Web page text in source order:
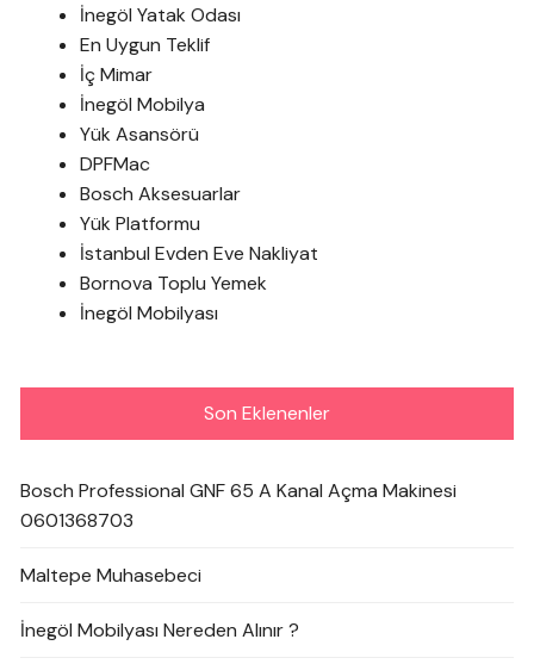
İnegöl Yatak Odası
En Uygun Teklif
İç Mimar
İnegöl Mobilya
Yük Asansörü
DPFMac
Bosch Aksesuarlar
Yük Platformu
İstanbul Evden Eve Nakliyat
Bornova Toplu Yemek
İnegöl Mobilyası
Son Eklenenler
Bosch Professional GNF 65 A Kanal Açma Makinesi
0601368703
Maltepe Muhasebeci
İnegöl Mobilyası Nereden Alınır ?